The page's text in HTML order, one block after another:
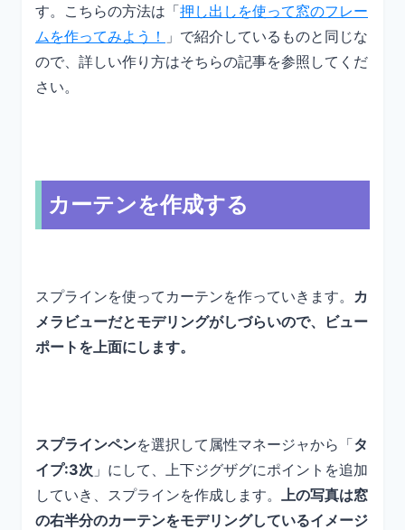
す。こちらの方法は「押し出しを使って窓のフレー
ムを作ってみよう！
」で紹介しているものと同じな
ので、詳しい作り方はそちらの記事を参照してくだ
さい。
カーテンを作成する
スプラインを使ってカーテンを作っていきます。 カ
メラビューだとモデリングがしづらいので、ビュー
ポートを上面にします。
スプラインペンを選択して属性マネージャから「タ
イプ:3次 」にして、上下ジグザグにポイントを追加
していき、スプラインを作成します。
上の写真は窓
の右半分のカーテンをモデリングしているイメージ